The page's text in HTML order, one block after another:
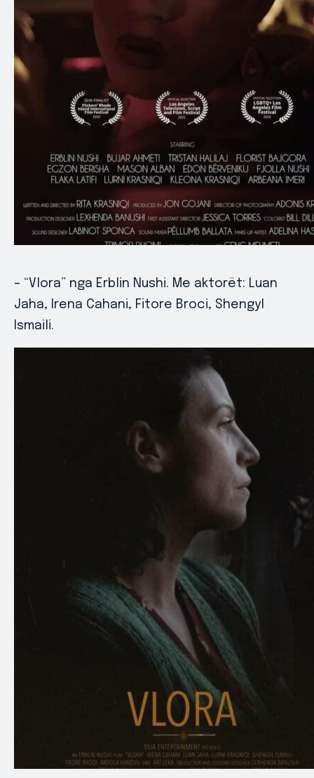
– “Vlora” nga Erblin Nushi. Me aktorët: Luan
Jaha, Irena Cahani, Fitore Broci, Shengyl
Ismaili.